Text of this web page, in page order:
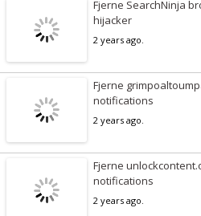
Fjerne SearchNinja
hijacker
2 years ago.
Fjerne
notifications
2 years ago.
Fjerne
notifications
2 years ago.